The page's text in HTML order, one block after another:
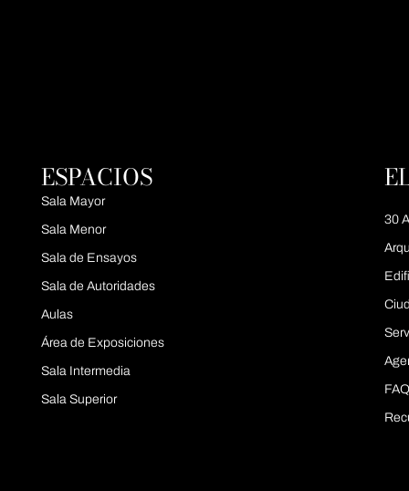
ESPACIOS
Sala Mayor
Sala Menor
Sala de Ensayos
Sala de Autoridades
Aulas
Área de Exposiciones
Sala Intermedia
Sala Superior
30